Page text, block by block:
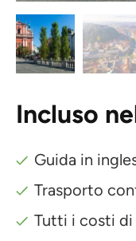
Incluso
Guida in
Trasporto
Tutti i costi